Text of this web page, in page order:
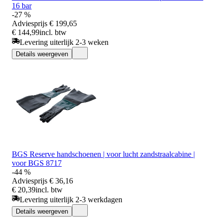
16 bar
-27 %
Adviesprijs € 199,65
€ 144,99incl. btw
Levering uiterlijk 2-3 weken
Details weergeven
BGS Reserve handschoenen | voor lucht zandstraalcabine |
voor BGS 8717
-44 %
Adviesprijs € 36,16
€ 20,39incl. btw
Levering uiterlijk 2-3 werkdagen
Details weergeven